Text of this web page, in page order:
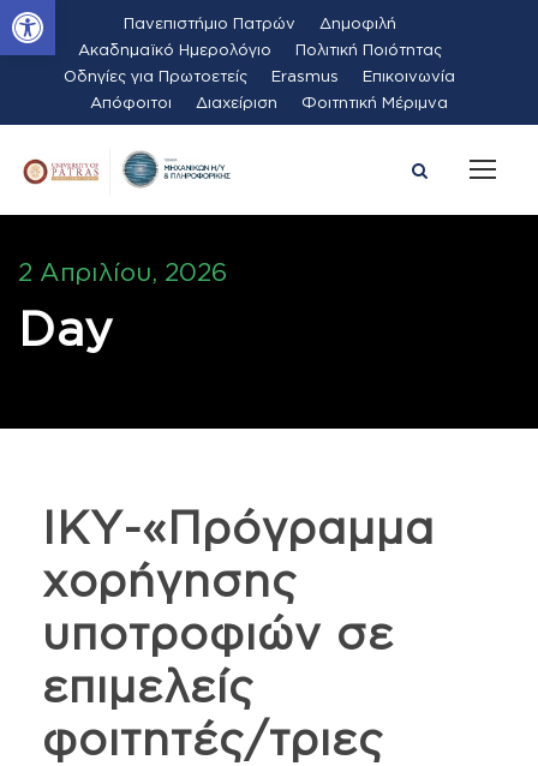
Ανοίξτε τη γραμμή εργαλείων Πανεπιστήμιο Πατρών
Δημοφιλή
Ακαδημαϊκό Ημερολόγιο
Πολιτική Ποιότητας
Οδηγίες για Πρωτοετείς
Erasmus
Επικοινωνία
Απόφοιτοι
Διαχείριση Φοιτητική Μέριμνα
2 Απριλίου, 2026
Day
ΙΚΥ-«Πρόγραμμα
χορήγησης
υποτροφιών σε
επιμελείς
φοιτητές/τριες